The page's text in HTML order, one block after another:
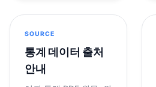
SOURCE
통계 데이터 출처
안내